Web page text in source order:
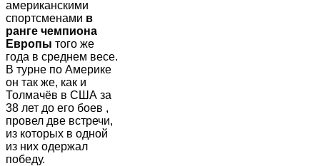
американскими
спортсменами в
ранге чемпиона
Европы того же
года в среднем весе.
В турне по Америке
он так же, как и
Толмачёв в США за
38 лет до его боев ,
провел две встречи,
из которых в одной
из них одержал
победу.